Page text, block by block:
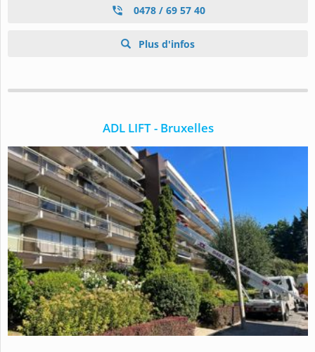
0478 / 69 57 40
Plus d'infos
ADL LIFT - Bruxelles